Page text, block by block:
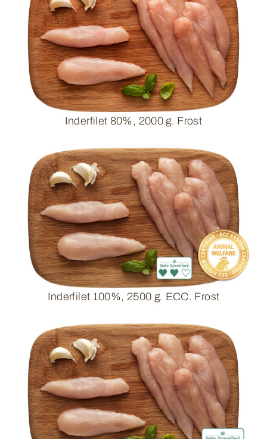
Inderfilet 80%, 2000 g. Frost
Inderfilet 100%, 2500 g. ECC. Frost